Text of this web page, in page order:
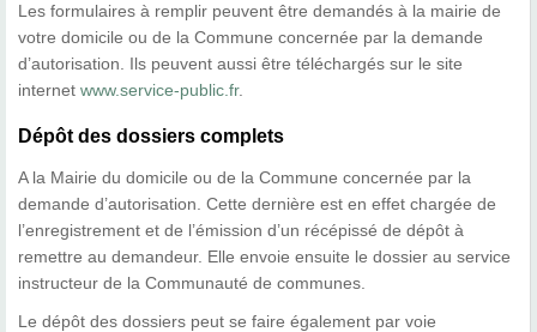
Les formulaires à remplir peuvent être demandés à la mairie de
votre domicile ou de la Commune concernée par la demande
d’autorisation. Ils peuvent aussi être téléchargés sur le site
internet www.service-public.fr.
Dépôt des dossiers complets
A la Mairie du domicile ou de la Commune concernée par la
demande d’autorisation. Cette dernière est en effet chargée de
l’enregistrement et de l’émission d’un récépissé de dépôt à
remettre au demandeur. Elle envoie ensuite le dossier au service
instructeur de la Communauté de communes.
Le dépôt des dossiers peut se faire également par voie